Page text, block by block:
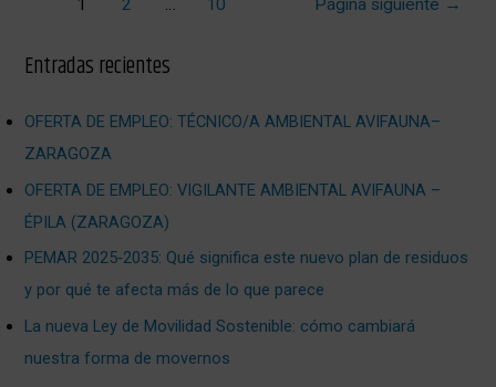
1 2 … 10 Página siguiente →
Entradas recientes
OFERTA DE EMPLEO: TÉCNICO/A AMBIENTAL AVIFAUNA–
ZARAGOZA
OFERTA DE EMPLEO: VIGILANTE AMBIENTAL AVIFAUNA –
ÉPILA (ZARAGOZA)
PEMAR 2025‑2035: Qué significa este nuevo plan de residuos
y por qué te afecta más de lo que parece
La nueva Ley de Movilidad Sostenible: cómo cambiará
nuestra forma de movernos